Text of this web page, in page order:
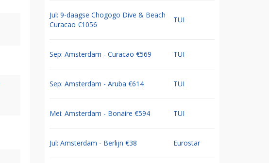
Jul: 9-daagse Chogogo Dive & Beach
Curacao €1056
TUI
Sep: Amsterdam - Curacao €569 TUI
Sep: Amsterdam - Aruba €614 TUI
Mei: Amsterdam - Bonaire €594 TUI
Jul: Amsterdam - Berlijn €38 Eurostar